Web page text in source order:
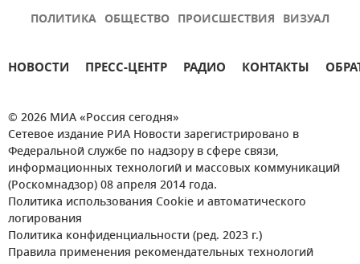
ПОЛИТИКА ОБЩЕСТВО ПРОИСШЕСТВИЯ ВИЗУАЛ
НОВОСТИ ПРЕСС-ЦЕНТР РАДИО КОНТАКТЫ
© 2026 МИА «Россия сегодня»
Сетевое издание РИА Новости зарегистрировано в
Федеральной службе по надзору в сфере связи,
информационных технологий и массовых коммуникаций
(Роскомнадзор) 08 апреля 2014 года.
Политика использования Cookie и автоматического
логирования
Политика конфиденциальности (ред. 2023 г.)
Правила применения рекомендательных технологий